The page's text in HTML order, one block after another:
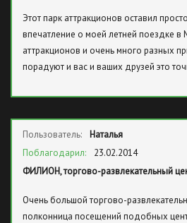
Этот парк аттракционов оставил
впечатление о моей летней поездке в
аттракционов и очень много разных
порадуют и вас и ваших друзей это
Пользователь:
Наталья
Поблагодарил:
23.02.2014
ФИЛИОН, торгово-развлекательный
Очень большой торгово-
полконница посещений подобных